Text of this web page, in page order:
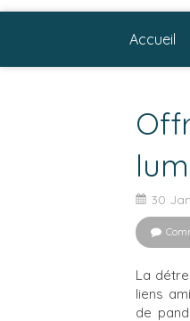
Accueil
30
La
liens
de